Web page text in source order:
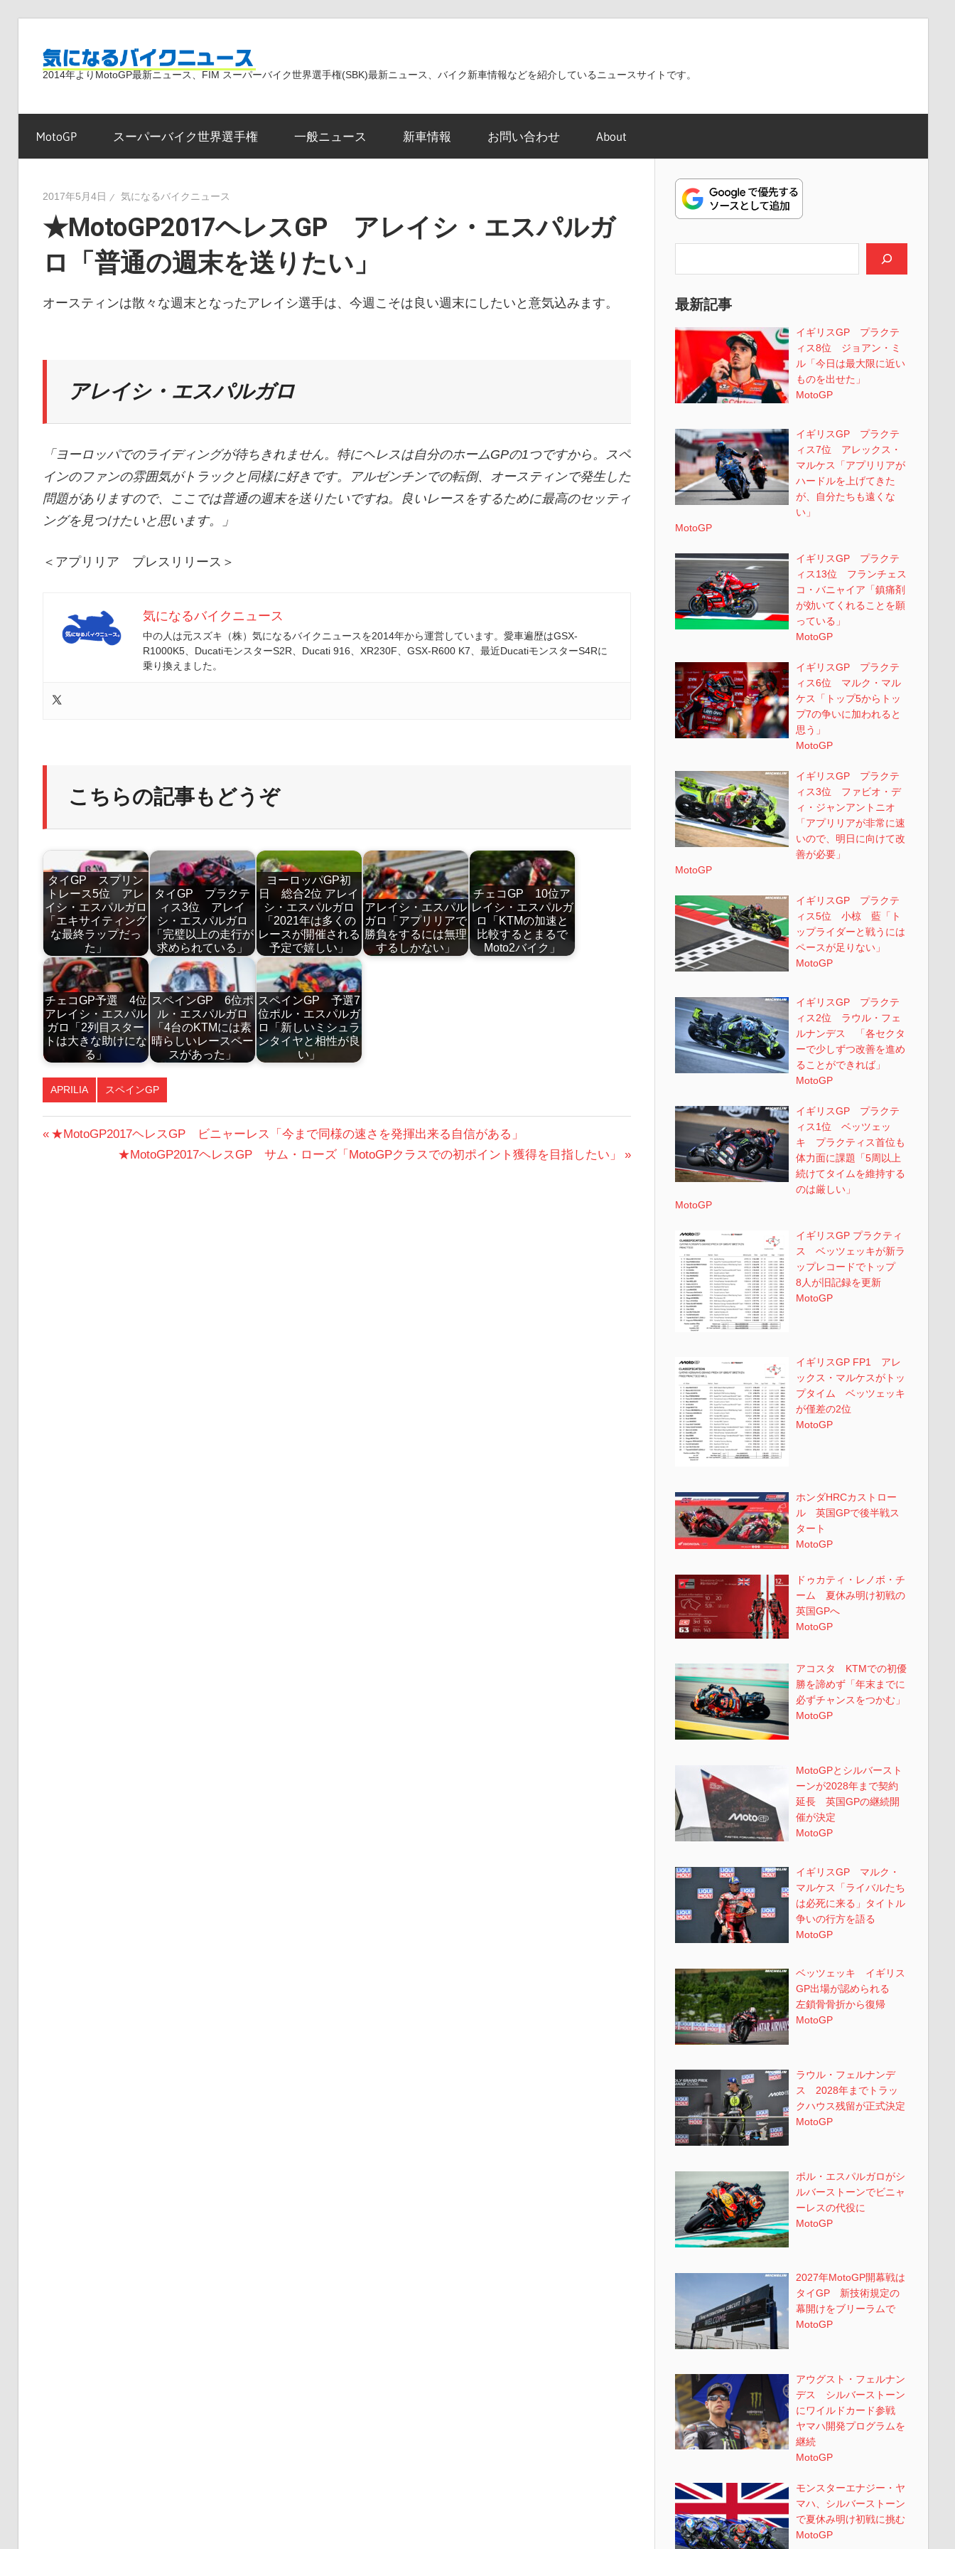
気
に
る
バ
ク
ニ
ュ
ス
2014年よりMotoGP最新ニュース、FIM スーパーバイク世界選手権(SBK)最新ニュース、バイク新車情報などを紹介しているニュースサイトです。
MotoGP スーパーバイク世界選手権 一般ニュース 新車情報 お問い合わせ About
2017年5月4日 気になるバイクニュース
★MotoGP2017ヘレスGP アレイシ・エスパルガ
ロ「普通の週末を送りたい」
オースティンは散々な週末となったアレイシ選手は、今週こそは良い週末にしたいと意気込みます。
アレイシ・エスパルガロ
「ヨーロッパでのライディングが待ちきれません。特にヘレスは自分のホームGPの1つですから。スペ
インのファンの雰囲気がトラックと同様に好きです。アルゼンチンでの転倒、オースティンで発生した
問題がありますので、ここでは普通の週末を送りたいですね。良いレースをするために最高のセッティ
ングを見つけたいと思います。」
＜アプリリア プレスリリース＞
気になるバイクニュース
中の人は元スズキ（株）気になるバイクニュースを2014年から運営しています。愛車遍歴はGSX-
R1000K5、DucatiモンスターS2R、Ducati 916、XR230F、GSX-R600 K7、最近DucatiモンスターS4Rに
乗り換えました。
こちらの記事もどうぞ
タイGP スプリン
トレース5位 アレ
イシ・エスパルガロ
「エキサイティング
な最終ラップだっ
た」
タイGP プラクテ
ィス3位 アレイ
シ・エスパルガロ
「完璧以上の走行が
求められている」
ヨーロッパGP初
日 総合2位 アレイ
シ・エスパルガロ
「2021年は多くの
レースが開催される
予定で嬉しい」
アレイシ・エスパル
ガロ「アプリリアで
勝負をするには無理
するしかない」
チェコGP 10位ア
レイシ・エスパルガ
ロ「KTMの加速と
比較するとまるで
Moto2バイク」
チェコGP予選 4位
アレイシ・エスパル
ガロ「2列目スター
トは大きな助けにな
る」
スペインGP 6位ポ
ル・エスパルガロ
「4台のKTMには素
晴らしいレースペー
スがあった」
スペインGP 予選7
位ポル・エスパルガ
ロ「新しいミシュラ
ンタイヤと相性が良
い」
APRILIA スペインGP
投
前
★MotoGP2017ヘレスGP ビニャーレス「今まで同様の速さを発揮出来る自信がある」
次
★MotoGP2017ヘレスGP サム・ローズ「MotoGPクラスでの初ポイント獲得を目指したい」
最新記事
イギリスGP プラクテ
ィス8位 ジョアン・ミ
ル「今日は最大限に近い
ものを出せた」
MotoGP
イギリスGP プラクテ
ィス7位 アレックス・
マルケス「アプリリアが
ハードルを上げてきた
が、自分たちも遠くな
い」
MotoGP
イギリスGP プラクテ
ィス13位 フランチェス
コ・バニャイア「鎮痛剤
が効いてくれることを願
っている」
MotoGP
イギリスGP プラクテ
ィス6位 マルク・マル
ケス「トップ5からトッ
プ7の争いに加われると
思う」
MotoGP
イギリスGP プラクテ
ィス3位 ファビオ・デ
ィ・ジャンアントニオ
「アプリリアが非常に速
いので、明日に向けて改
善が必要」
MotoGP
イギリスGP プラクテ
ィス5位 小椋 藍「ト
ップライダーと戦うには
ペースが足りない」
MotoGP
イギリスGP プラクテ
ィス2位 ラウル・フェ
ルナンデス 「各セクタ
ーで少しずつ改善を進め
ることができれば」
MotoGP
イギリスGP プラクテ
ィス1位 ベッツェッ
キ プラクティス首位も
体力面に課題「5周以上
続けてタイムを維持する
のは厳しい」
MotoGP
イギリスGP プラクティ
ス ベッツェッキが新ラ
ップレコードでトップ
8人が旧記録を更新
MotoGP
イギリスGP FP1 アレ
ックス・マルケスがトッ
プタイム ベッツェッキ
が僅差の2位
MotoGP
ホンダHRCカストロー
ル 英国GPで後半戦ス
タート
MotoGP
ドゥカティ・レノボ・チ
ーム 夏休み明け初戦の
英国GPへ
MotoGP
アコスタ KTMでの初優
勝を諦めず「年末までに
必ずチャンスをつかむ」
MotoGP
MotoGPとシルバースト
ーンが2028年まで契約
延長 英国GPの継続開
催が決定
MotoGP
イギリスGP マルク・
マルケス「ライバルたち
は必死に来る」タイトル
争いの行方を語る
MotoGP
ベッツェッキ イギリス
GP出場が認められる
左鎖骨骨折から復帰
MotoGP
ラウル・フェルナンデ
ス 2028年までトラッ
クハウス残留が正式決定
MotoGP
ポル・エスパルガロがシ
ルバーストーンでビニャ
ーレスの代役に
MotoGP
2027年MotoGP開幕戦は
タイGP 新技術規定の
幕開けをブリーラムで
MotoGP
アウグスト・フェルナン
デス シルバーストーン
にワイルドカード参戦
ヤマハ開発プログラムを
継続
MotoGP
モンスターエナジー・ヤ
マハ、シルバーストーン
で夏休み明け初戦に挑む
MotoGP